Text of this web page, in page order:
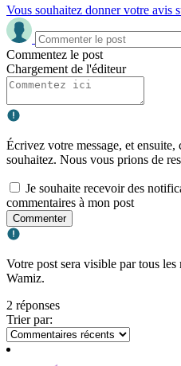
Vous souhaitez donner votre avis
Commentez le post
Chargement de l'éditeur
Écrivez votre message, et
souhaitez. Nous vous prions de
Je souhaite recevoir des
commentaires à mon post
Commenter
Votre post sera visible par tous
Wamiz.
2 réponses
Trier par: